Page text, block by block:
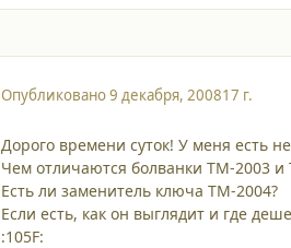
Опубликовано9 декабря, 200817 г.
Дорого времени суток! У меня есть
Чем отличаются болванки ТМ-2003 и
Есть ли заменитель ключа ТМ-2004?
Если есть, как он выглядит и где
:105F: